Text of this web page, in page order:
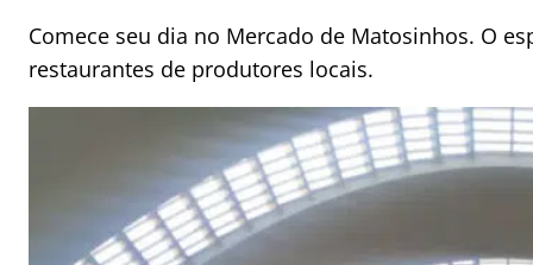
Comece seu dia no Mercado de Matosinhos. O
restaurantes de produtores locais.